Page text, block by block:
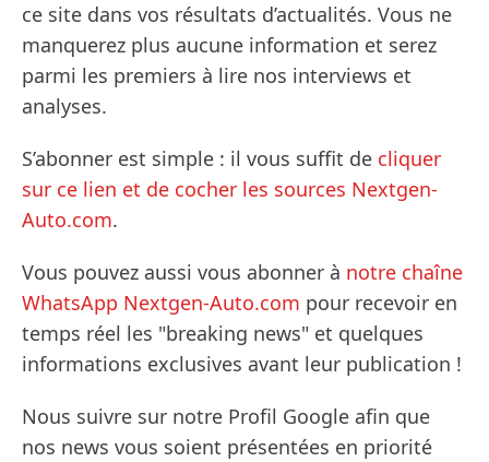
ce site dans vos résultats d’actualités. Vous ne
manquerez plus aucune information et serez
parmi les premiers à lire nos interviews et
analyses.
S’abonner est simple : il vous suffit de cliquer
sur ce lien et de cocher les sources Nextgen-
Auto.com.
Vous pouvez aussi vous abonner à notre chaîne
WhatsApp Nextgen-Auto.com pour recevoir en
temps réel les "breaking news" et quelques
informations exclusives avant leur publication !
Nous suivre sur notre Profil Google afin que
nos news vous soient présentées en priorité